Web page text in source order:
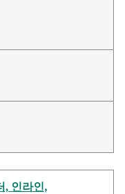
, 인라인,